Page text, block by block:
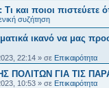
και ποιοι πιστεύετε
συζήτηση
ικανό να μας
22:14 » σε Επικαιρότητα
ΠΟΛΙΤΩΝ ΓΙΑ ΤΙΣ
10:53 » σε Επικαιρότητα